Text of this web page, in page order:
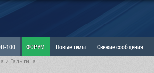
100 ФОРУМ Новые темы Свежие сообщения
и Галыгина